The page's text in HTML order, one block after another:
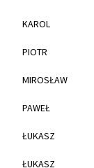
KAROL
PIOTR
MIROSŁAW
PAWEŁ
ŁUKASZ
ŁUKASZ